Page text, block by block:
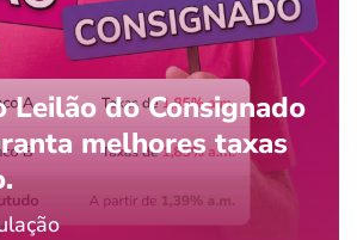
Leilão do Consignado
melhores taxas